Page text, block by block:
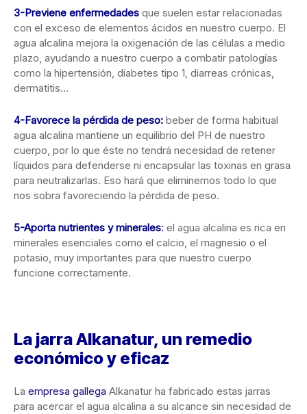
3-Previene enfermedades que suelen estar relacionadas
con el exceso de elementos ácidos en nuestro cuerpo. El
agua alcalina mejora la oxigenación de las células a medio
plazo, ayudando a nuestro cuerpo a combatir patologías
como la hipertensión, diabetes tipo 1, diarreas crónicas,
dermatitis…
4-Favorece la pérdida de peso: beber de forma habitual
agua alcalina mantiene un equilibrio del PH de nuestro
cuerpo, por lo que éste no tendrá necesidad de retener
líquidos para defenderse ni encapsular las toxinas en grasa
para neutralizarlas. Eso hará que eliminemos todo lo que
nos sobra favoreciendo la pérdida de peso.
5-Aporta nutrientes y minerales: el agua alcalina es rica en
minerales esenciales como el calcio, el magnesio o el
potasio, muy importantes para que nuestro cuerpo
funcione correctamente.
La jarra Alkanatur, un remedio
económico y eficaz
La empresa gallega Alkanatur ha fabricado estas jarras
para acercar el agua alcalina a su alcance sin necesidad de